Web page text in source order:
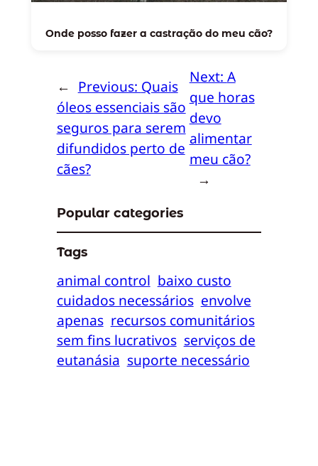
Onde posso fazer a castração do meu cão?
← Previous: Quais
óleos essenciais são
seguros para serem
difundidos perto de
cães?
Next: A
que horas
devo
alimentar
meu cão?
→
Popular categories
Tags
animal control baixo custo
cuidados necessários envolve
apenas recursos comunitários
sem fins lucrativos serviços de
eutanásia suporte necessário